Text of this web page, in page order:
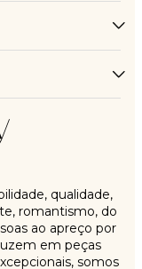
qualidade,
romantismo, do
ao apreço por
em peças
somos